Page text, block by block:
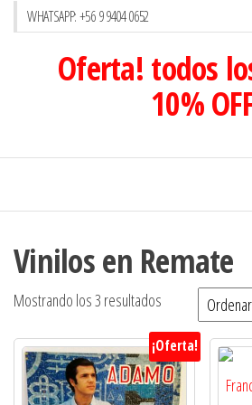
WHATSAPP: +56 9 9404 0652
Oferta! todos
10%
Vinilos en Remate
Mostrando los 3 resultados Ordenado
los
últimos
¡Oferta!